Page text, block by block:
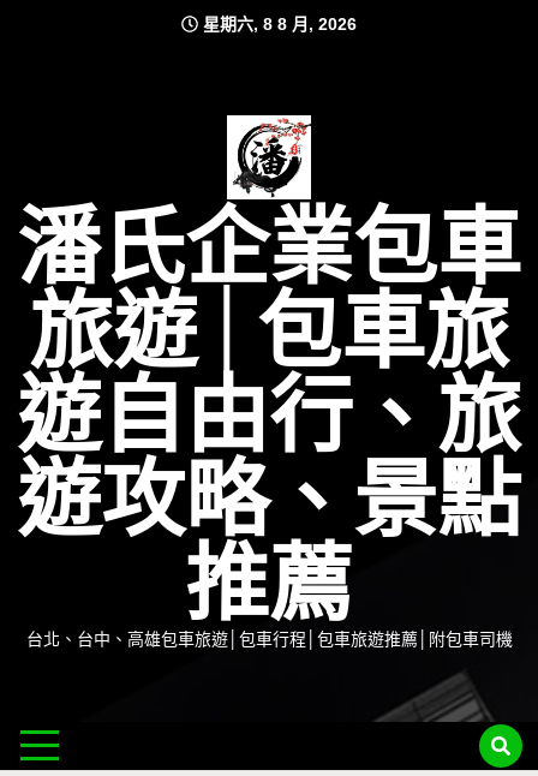
星期六, 8 8 月, 2026
潘氏企業包車
旅遊│包車旅
遊自由行、旅
遊攻略、景點
推薦
台北、台中、高雄包車旅遊│包車行程│包車旅遊推薦│附包車司機